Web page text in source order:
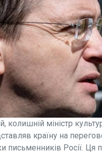
міністр
країну на
Росії. Ця